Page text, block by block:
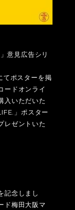
意見広告シリ
てポスターを掲
ードオンライ
入いただいた
」ポスター
レゼントいた
記念しまし
ド梅田大阪マ